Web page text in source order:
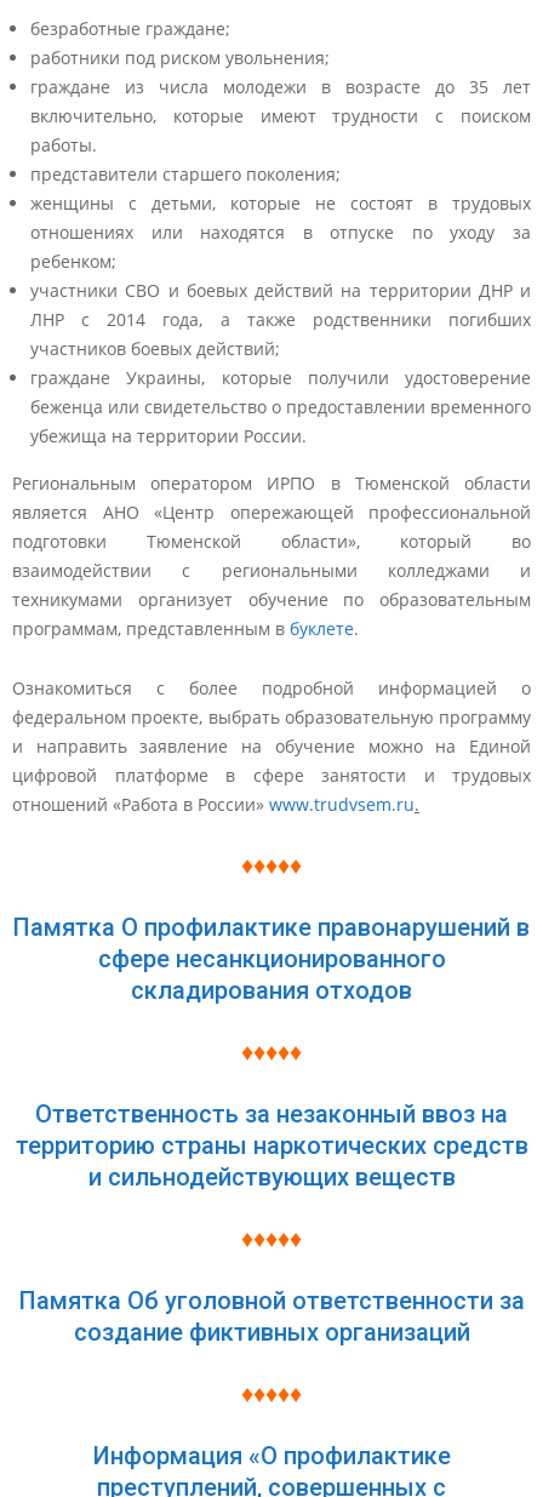
безработные граждане;
работники под риском увольнения;
граждане из числа молодежи в возрасте до 35 лет
включительно, которые имеют трудности с поиском
работы.
представители старшего поколения;
женщины с детьми, которые не состоят в трудовых
отношениях или находятся в отпуске по уходу за
ребенком;
участники СВО и боевых действий на территории ДНР и
ЛНР с 2014 года, а также родственники погибших
участников боевых действий;
граждане Украины, которые получили удостоверение
беженца или свидетельство о предоставлении временного
убежища на территории России.
Региональным оператором ИРПО в Тюменской области
является АНО «Центр опережающей профессиональной
подготовки Тюменской области», который во
взаимодействии с региональными колледжами и
техникумами организует обучение по образовательным
программам, представленным в буклете.
Ознакомиться с более подробной информацией о
федеральном проекте, выбрать образовательную программу
и направить заявление на обучение можно на Единой
цифровой платформе в сфере занятости и трудовых
отношений «Работа в России» www.trudvsem.ru.
♦♦♦♦♦
Памятка О профилактике правонарушений в
сфере несанкционированного
складирования отходов
♦♦♦♦♦
Ответственность за незаконный ввоз на
территорию страны наркотических средств
и сильнодействующих веществ
♦♦♦♦♦
Памятка Об уголовной ответственности за
создание фиктивных организаций
♦♦♦♦♦
Информация «О профилактике
преступлений, совершенных с